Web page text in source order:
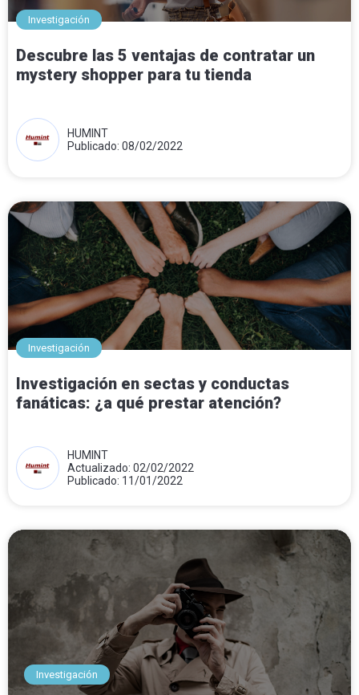
Investigación
Descubre las 5 ventajas de contratar un
mystery shopper para tu tienda
HUMINT
Publicado: 08/02/2022
Investigación
Investigación en sectas y conductas
fanáticas: ¿a qué prestar atención?
HUMINT
Actualizado: 02/02/2022
Publicado: 11/01/2022
Investigación